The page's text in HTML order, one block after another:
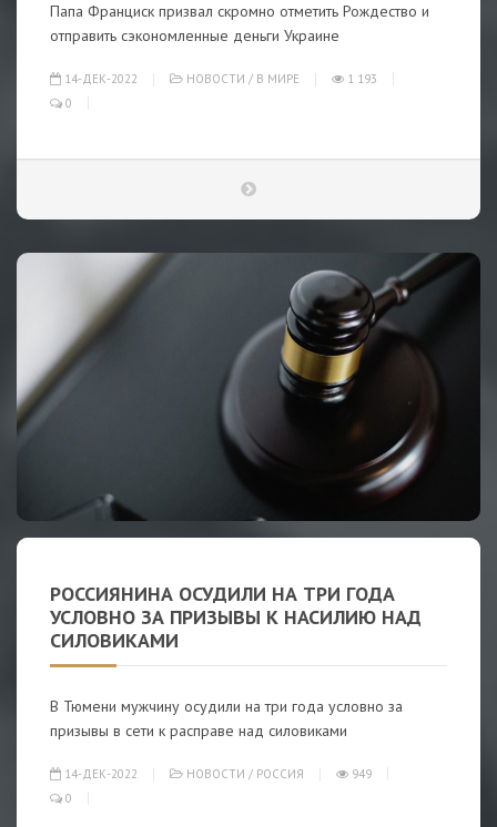
Папа Франциск призвал скромно отметить Рождество и
отправить сэкономленные деньги Украине
14-ДЕК-2022 НОВОСТИ / В МИРЕ
1 193
0
РОССИЯНИНА ОСУДИЛИ НА ТРИ ГОДА
УСЛОВНО ЗА ПРИЗЫВЫ К НАСИЛИЮ НАД
СИЛОВИКАМИ
В Тюмени мужчину осудили на три года условно за
призывы в сети к расправе над силовиками
14-ДЕК-2022 НОВОСТИ / РОССИЯ
949
0